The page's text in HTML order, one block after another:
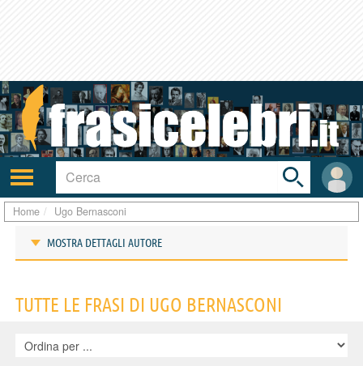
Attiva/disattiva
navigazione
User
area
Toggle
search
bar
Home Ugo Bernasconi
MOSTRA DETTAGLI AUTORE
TUTTE LE FRASI DI UGO BERNASCONI